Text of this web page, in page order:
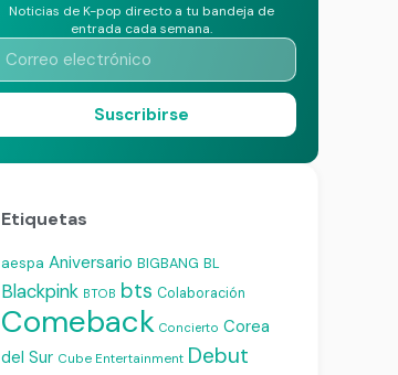
Noticias de K-pop directo a tu bandeja de
entrada cada semana.
Suscribirse
Etiquetas
aespa Aniversario BIGBANG BL
Blackpink BTOB bts Colaboración
Comeback Concierto Corea
del Sur Cube Entertainment Debut